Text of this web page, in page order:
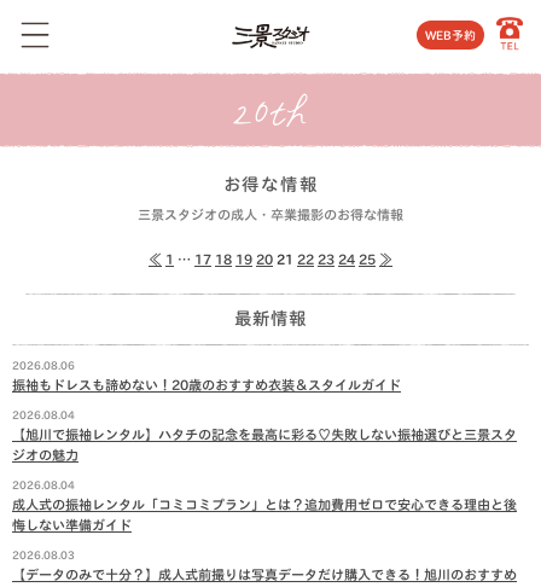
WEB予約
お得な情報
三景スタジオの成人・卒業撮影のお得な情報
≪ 1 … 17 18 19 20 21 22 23 24 25 ≫
最新情報
2026.08.06
振袖もドレスも諦めない！20歳のおすすめ衣装＆スタイルガイド
2026.08.04
【旭川で振袖レンタル】ハタチの記念を最高に彩る♡失敗しない振袖選びと三景スタ
ジオの魅力
2026.08.04
成人式の振袖レンタル「コミコミプラン」とは？追加費用ゼロで安心できる理由と後
悔しない準備ガイド
2026.08.03
【データのみで十分？】成人式前撮りは写真データだけ購入できる！旭川のおすすめ